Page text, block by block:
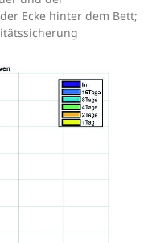
Ecke hinter dem Bett;